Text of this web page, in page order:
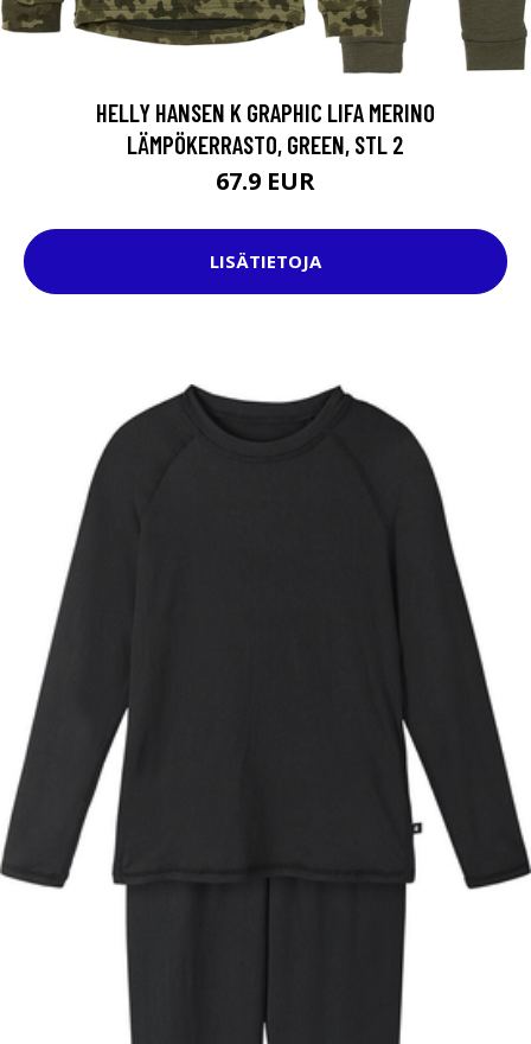
HELLY HANSEN K GRAPHIC LIFA MERINO
LÄMPÖKERRASTO, GREEN, STL 2
67.9 EUR
LISÄTIETOJA